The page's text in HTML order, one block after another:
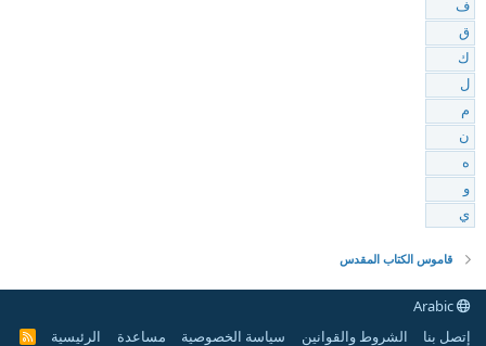
ف
ق
ك
ل
م
ن
ه
و
ي
قاموس الكتاب المقدس
إتصل بنا
الشروط والقوانين سياسة الخصوصية مساعدة الرئيسية
R